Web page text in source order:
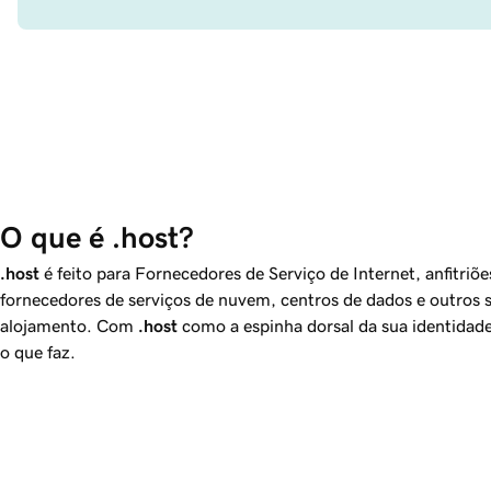
O que é .host?
.host é feito para Fornecedores de Serviço de Internet,
fornecedores de serviços de nuvem, centros de dados e outros
alojamento. Com .host como a espinha dorsal da sua
o que faz.